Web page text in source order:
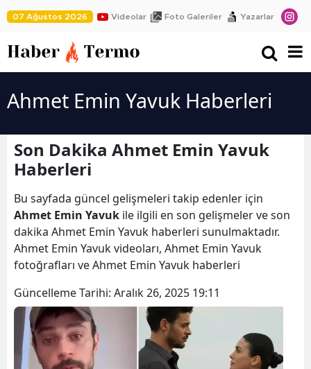
07 Ağustos 2026 Videolar Foto Galeriler Yazarlar
Ahmet Emin Yavuk Haberleri
Son Dakika Ahmet Emin Yavuk
Haberleri
Bu sayfada güncel gelişmeleri takip edenler için
Ahmet Emin Yavuk ile ilgili en son gelişmeler ve son
dakika Ahmet Emin Yavuk haberleri sunulmaktadır.
Ahmet Emin Yavuk videoları, Ahmet Emin Yavuk
fotoğrafları ve Ahmet Emin Yavuk haberleri
Güncelleme Tarihi: Aralık 26, 2025 19:11